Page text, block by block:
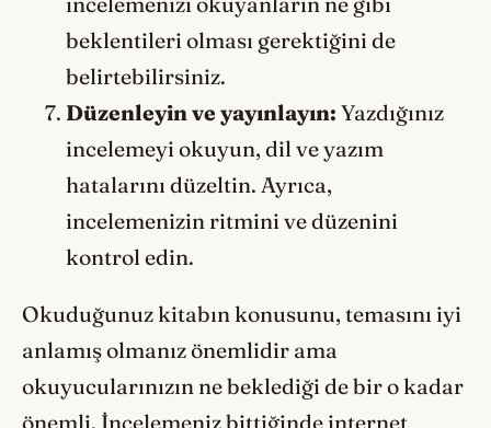
beklentileri olması gerektiğini de
belirtebilirsiniz.
Düzenleyin ve yayınlayın: Yazdığınız
incelemeyi okuyun, dil ve yazım
hatalarını düzeltin. Ayrıca,
incelemenizin ritmini ve düzenini
kontrol edin.
Okuduğunuz kitabın konusunu, temasını iyi
anlamış olmanız önemlidir ama
okuyucularınızın ne beklediği de bir o kadar